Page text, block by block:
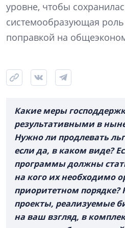
уровне, чтобы
системообразующая роль
поправкой на
Какие меры
результативными в
Нужно ли продлевать
если да, в каком виде?
программы должны
на кого их необходимо
приоритетном порядке?
проекты, реализуемые
на ваш взгляд, в